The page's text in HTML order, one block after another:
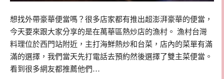
想找外帶豪華便當嗎？很多店家都有推出超澎湃豪華的便當，
今天要來跟大家分享的是在萬華區熱炒店的漁村。 漁村台灣
料理位於西門站附近，主打海鮮熱炒和台菜，店內的菜單有滿
滿的選擇，我們當天先打電話去預約然後選擇了雙主菜便當。
看到很多網友都推薦他們…